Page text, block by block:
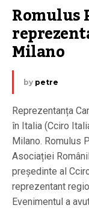
Romulus
Milano
by petre
Reprezentanța
în Italia (Cciro
Milano. Romulus
Asociației
președinte al
reprezentant
Evenimentul a